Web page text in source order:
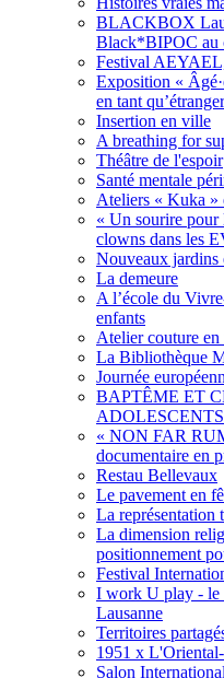
BLACKBOX
Black*BIPOC au
Festival
Exposition «
en tant
Insertion en ville
A breathing for
Théâtre de l'espoir
Santé mentale
Ateliers « Kuka »
« Un sourire pour
clowns dans les
Nouveaux jardins
La demeure
A l’école du
enfants
Atelier couture
La Bibliothèque
Journée
BAPTÊME ET
ADOLESCENTS
« NON FAR
documentaire en
Restau Bellevaux
Le pavement en
La représentation
La dimension
positionnement
Festival
I work U play - le
Lausanne
Territoires
1951 x
Salon